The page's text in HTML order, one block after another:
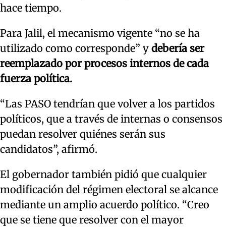
hace tiempo.
Para Jalil, el mecanismo vigente “no se ha
utilizado como corresponde” y debería ser
reemplazado por procesos internos de cada
fuerza política.
“Las PASO tendrían que volver a los partidos
políticos, que a través de internas o consensos
puedan resolver quiénes serán sus
candidatos”, afirmó.
El gobernador también pidió que cualquier
modificación del régimen electoral se alcance
mediante un amplio acuerdo político. “Creo
que se tiene que resolver con el mayor